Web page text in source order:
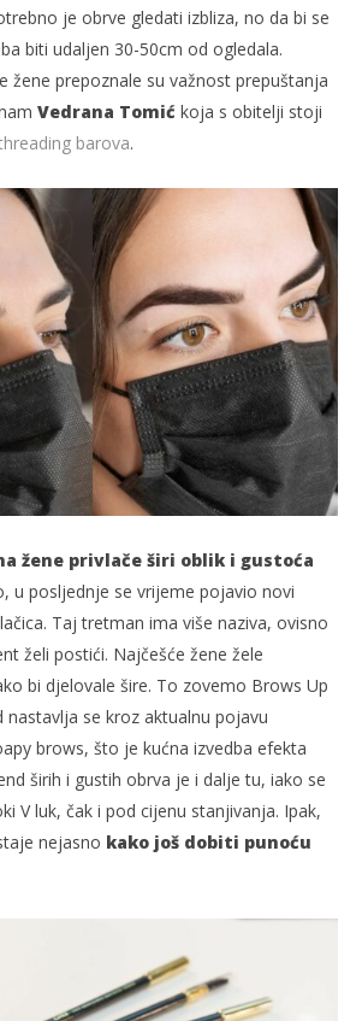
je obrve gledati izbliza, no da bi se
biti udaljen 30-50cm od ogledala.
žene prepoznale su važnost prepuštanja
Vedrana Tomić koja s obitelji stoji
barova.
žene privlače širi oblik i gustoća
u posljednje se vrijeme pojavio novi
Taj tretman ima više naziva, ovisno
želi postići. Najčešće žene žele
bi djelovale šire. To zovemo Brows Up
se kroz aktualnu pojavu
brows, što je kućna izvedba efekta
širih i gustih obrva je i dalje tu, iako se
V luk, čak i pod cijenu stanjivanja. Ipak,
nejasno kako još dobiti punoću